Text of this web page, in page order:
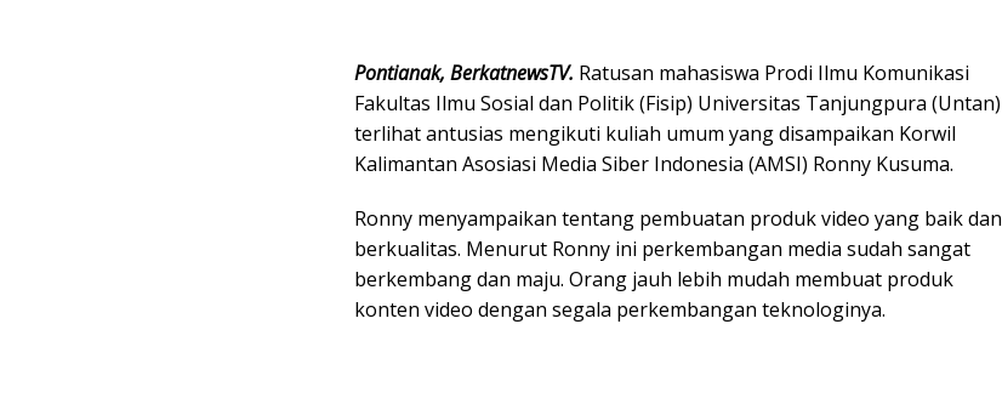
Pontianak, BerkatnewsTV. Ratusan mahasiswa Prodi Ilmu Komunikasi
Fakultas Ilmu Sosial dan Politik (Fisip) Universitas Tanjungpura (Untan)
terlihat antusias mengikuti kuliah umum yang disampaikan Korwil
Kalimantan Asosiasi Media Siber Indonesia (AMSI) Ronny Kusuma.
Ronny menyampaikan tentang pembuatan produk video yang baik dan
berkualitas. Menurut Ronny ini perkembangan media sudah sangat
berkembang dan maju. Orang jauh lebih mudah membuat produk
konten video dengan segala perkembangan teknologinya.